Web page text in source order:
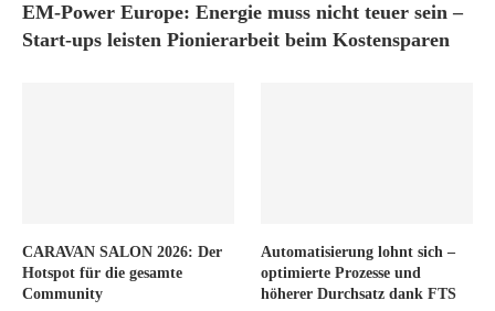
EM-Power Europe: Energie muss nicht teuer sein –
Start-ups leisten Pionierarbeit beim Kostensparen
CARAVAN SALON 2026: Der
Hotspot für die gesamte
Community
Automatisierung lohnt sich –
optimierte Prozesse und
höherer Durchsatz dank FTS